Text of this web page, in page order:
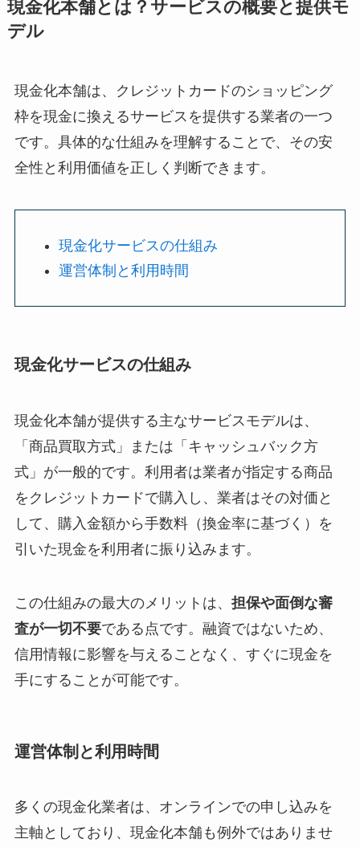
現金化本舗とは？サービスの概要と提供モ
デル
現金化本舗は、クレジットカードのショッピング
枠を現金に換えるサービスを提供する業者の一つ
です。具体的な仕組みを理解することで、その安
全性と利用価値を正しく判断できます。
現金化サービスの仕組み
運営体制と利用時間
現金化サービスの仕組み
現金化本舗が提供する主なサービスモデルは、
「商品買取方式」または「キャッシュバック方
式」が一般的です。利用者は業者が指定する商品
をクレジットカードで購入し、業者はその対価と
して、購入金額から手数料（換金率に基づく）を
引いた現金を利用者に振り込みます。
この仕組みの最大のメリットは、 担保や面倒な審
査が一切不要である点です。融資ではないため、
信用情報に影響を与えることなく、すぐに現金を
手にすることが可能です。
運営体制と利用時間
多くの現金化業者は、オンラインでの申し込みを
主軸としており、現金化本舗も例外ではありませ